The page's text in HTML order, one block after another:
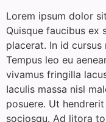
Lorem ipsum dolor
Quisque faucibus ex
placerat. In id
Tempus leo eu
vivamus fringilla
Iaculis massa nisl
posuere. Ut
sociosqu. Ad litora